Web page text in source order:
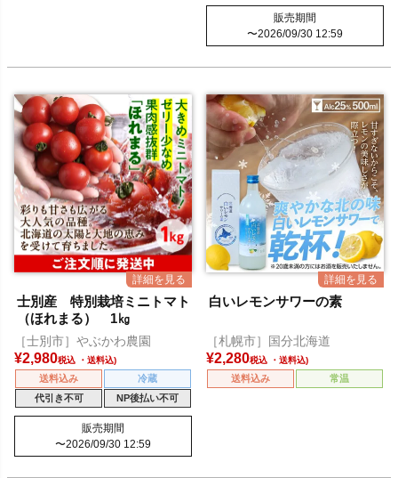
販売期間
〜2026/09/30 12:59
士別産 特別栽培ミニトマト
（ほれまる） 1㎏
［士別市］やぶかわ農園
¥2,980税込
送料込み
冷蔵
代引き不可
NP後払い不可
販売期間
〜2026/09/30 12:59
白いレモンサワーの素
［札幌市］国分北海道
¥2,280税込
送料込み 常温